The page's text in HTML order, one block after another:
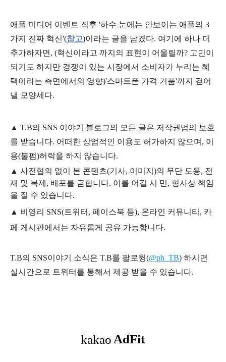
애플 미디어 이벤트 직후 '하수 눈에는 안보이는 애플의 3
가지 진짜 혁신'(참고)이라는 글을 남겼다. 여기에 하나 더
추가하자면, (혁신이라고 까지의 표현이 어울릴까? 고민이
되기도 하지만 경쟁이 있는 시장에서 소비자가 누리는 혜
택이라는 측면에서의 영향)'스마트폰 가격 거품'까지 걷어
낼 모양세다.
▲ T.B의 SNS 이야기 블 로그의 모든 글은 저작권법의 보호
를 받습니다. 어떠한 상업적인 이용도 허가하지 않으며, 이
용(불펌)허락을 하지 않습니다.
▲ 사전협의 없이 본 콘텐츠(기사, 이미지)의 무단 도용, 전
재 및 복제, 배포를 금합니다. 이를 어길 시 민, 형사상 책임
을 질 수 있습니다.
▲ 비영리 SNS(트위터, 페이스북 등), 온라인 커뮤니티, 카
페 게시판에서는 자유롭게 공유 가능합니다.
T.B의 SNS이야기 소식은 T.B를 팔로윙(@ph_TB) 하시면
실시간으로 트위터를 통해서 제공 받을 수 있습니다.